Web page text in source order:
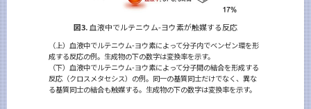
図3.血液中でルテニウム-ヨウ素が触媒する反応
（上）血液中でルテニウム-ヨウ素によって分子内でベンゼン環を形
成する反応の例。生成物の下の数字は変換率を示す。
（下）血液中でルテニウム-ヨウ素によって分子間の結合を形成する
反応（クロスメタセシス）の例。同一の基質同士だけでなく、異な
る基質同士の結合も触媒する。生成物の下の数字は変換率を示す。